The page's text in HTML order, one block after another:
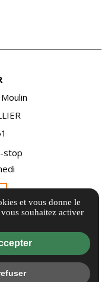
stop
et vous donne le
souhaitez activer